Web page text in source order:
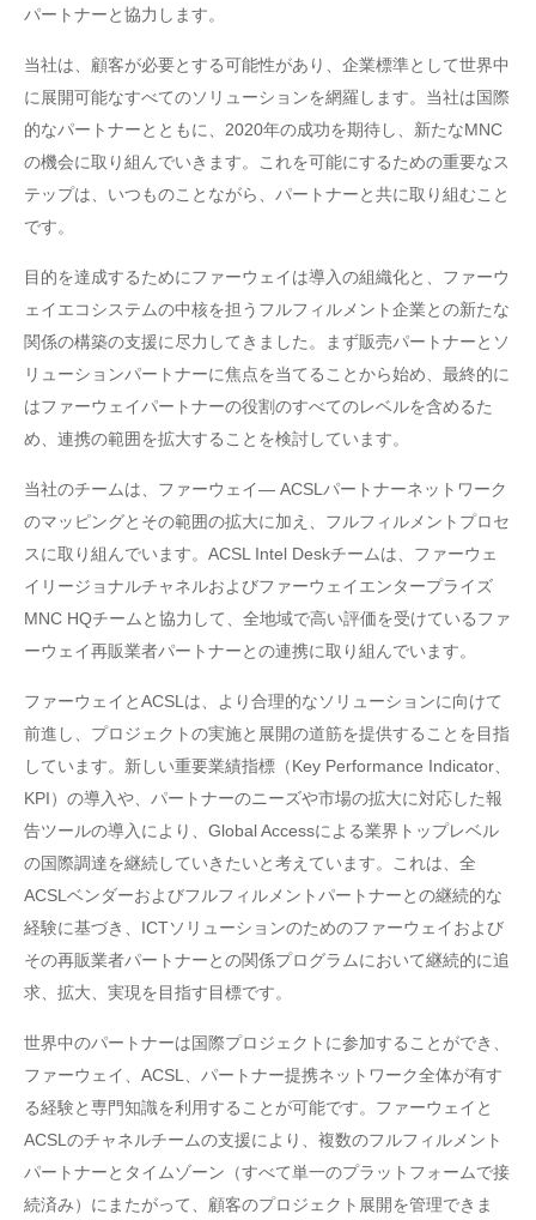
パートナーと協力します。
当社は、顧客が必要とする可能性があり、企業標準として世界中
に展開可能なすべてのソリューションを網羅します。当社は国際
的なパートナーとともに、2020年の成功を期待し、新たなMNC
の機会に取り組んでいきます。これを可能にするための重要なス
テップは、いつものことながら、パートナーと共に取り組むこと
です。
目的を達成するためにファーウェイは導入の組織化と、ファーウ
ェイエコシステムの中核を担うフルフィルメント企業との新たな
関係の構築の支援に尽力してきました。まず販売パートナーとソ
リューションパートナーに焦点を当てることから始め、最終的に
はファーウェイパートナーの役割のすべてのレベルを含めるた
め、連携の範囲を拡大することを検討しています。
当社のチームは、ファーウェイ― ACSLパートナーネットワーク
のマッピングとその範囲の拡大に加え、フルフィルメントプロセ
スに取り組んでいます。ACSL Intel Deskチームは、ファーウェ
イリージョナルチャネルおよびファーウェイエンタープライズ
MNC HQチームと協力して、全地域で高い評価を受けているファ
ーウェイ再販業者パートナーとの連携に取り組んでいます。
ファーウェイとACSLは、より合理的なソリューションに向けて
前進し、プロジェクトの実施と展開の道筋を提供することを目指
しています。新しい重要業績指標（Key Performance Indicator、
KPI）の導入や、パートナーのニーズや市場の拡大に対応した報
告ツールの導入により、Global Accessによる業界トップレベル
の国際調達を継続していきたいと考えています。これは、全
ACSLベンダーおよびフルフィルメントパートナーとの継続的な
経験に基づき、ICTソリューションのためのファーウェイおよび
その再販業者パートナーとの関係プログラムにおいて継続的に追
求、拡大、実現を目指す目標です。
世界中のパートナーは国際プロジェクトに参加することができ、
ファーウェイ、ACSL、パートナー提携ネットワーク全体が有す
る経験と専門知識を利用することが可能です。ファーウェイと
ACSLのチャネルチームの支援により、複数のフルフィルメント
パートナーとタイムゾーン（すべて単一のプラットフォームで接
続済み）にまたがって、顧客のプロジェクト展開を管理できま